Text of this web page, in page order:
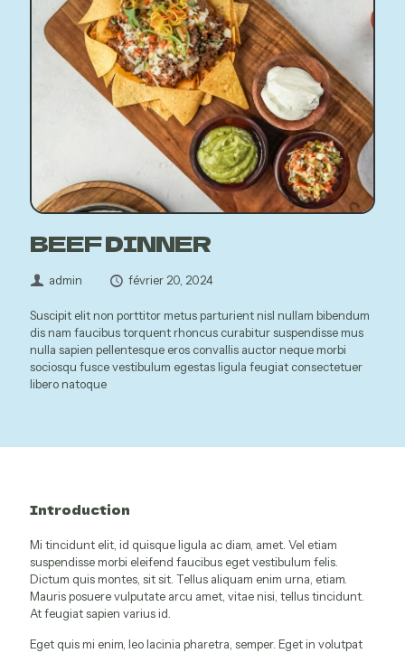
BEEF DINNER
admin février 20, 2024
Suscipit elit non porttitor metus parturient nisl nullam bibendum
dis nam faucibus torquent rhoncus curabitur suspendisse mus
nulla sapien pellentesque eros convallis auctor neque morbi
sociosqu fusce vestibulum egestas ligula feugiat consectetuer
libero natoque
Introduction
Mi tincidunt elit, id quisque ligula ac diam, amet. Vel etiam
suspendisse morbi eleifend faucibus eget vestibulum felis.
Dictum quis montes, sit sit. Tellus aliquam enim urna, etiam.
Mauris posuere vulputate arcu amet, vitae nisi, tellus tincidunt.
At feugiat sapien varius id.
Eget quis mi enim, leo lacinia pharetra, semper. Eget in volutpat